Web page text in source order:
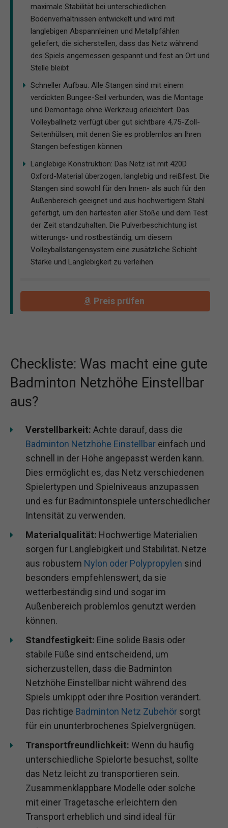
maximale Stabilität bei unterschiedlichen
Bodenverhältnissen entwickelt und wird mit
langlebigen Abspannleinen und Metallpfählen
geliefert, die sicherstellen, dass das Netz während
des Spiels angemessen gespannt und fest an Ort und
Stelle bleibt
Schneller Aufbau: Alle Stangen sind mit einem
verdickten Bungee-Seil verbunden, was die Montage
und Demontage ohne Werkzeug erleichtert. Das
Volleyballnetz verfügt über gut sichtbare 4,75-Zoll-
Seitenhülsen, mit denen Sie es problemlos an Ihren
Stangen befestigen können
Langlebige Konstruktion: Das Netz ist mit 420D
Oxford-Material überzogen, langlebig und reißfest. Die
Stangen sind sowohl für den Innen- als auch für den
Außenbereich geeignet und aus hochwertigem Stahl
gefertigt, um den härtesten aller Stöße und dem Test
der Zeit standzuhalten. Die Pulverbeschichtung ist
witterungs- und rostbeständig, um diesem
Volleyballstangensystem eine zusätzliche Schicht
Stärke und Langlebigkeit zu verleihen
Preis prüfen
Checkliste: Was macht eine gute
Badminton Netzhöhe Einstellbar
aus?
Verstellbarkeit: Achte darauf, dass die
Badminton Netzhöhe Einstellbar einfach und
schnell in der Höhe angepasst werden kann.
Dies ermöglicht es, das Netz verschiedenen
Spielertypen und Spielniveaus anzupassen
und es für Badmintonspiele unterschiedlicher
Intensität zu verwenden.
Materialqualität: Hochwertige Materialien
sorgen für Langlebigkeit und Stabilität. Netze
aus robustem Nylon oder Polypropylen sind
besonders empfehlenswert, da sie
wetterbeständig sind und sogar im
Außenbereich problemlos genutzt werden
können.
Standfestigkeit: Eine solide Basis oder
stabile Füße sind entscheidend, um
sicherzustellen, dass die Badminton
Netzhöhe Einstellbar nicht während des
Spiels umkippt oder ihre Position verändert.
Das richtige Badminton Netz Zubehör sorgt
für ein ununterbrochenes Spielvergnügen.
Transportfreundlichkeit: Wenn du häufig
unterschiedliche Spielorte besuchst, sollte
das Netz leicht zu transportieren sein.
Zusammenklappbare Modelle oder solche
mit einer Tragetasche erleichtern den
Transport erheblich und sind ideal für